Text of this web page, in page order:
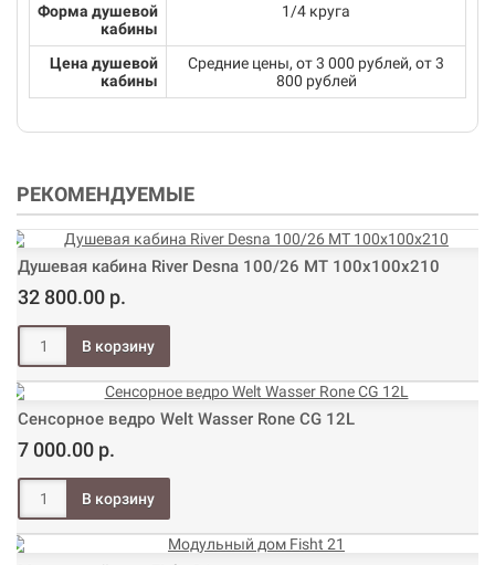
Форма душевой
кабины
1/4 круга
Цена душевой
кабины
Средние цены, от 3 000 рублей, от 3
800 рублей
РЕКОМЕНДУЕМЫЕ
Душевая кабина River Desna 100/26 МТ 100х100х210
32 800.00 р.
Сенсорное ведро Welt Wasser Rone CG 12L
7 000.00 р.